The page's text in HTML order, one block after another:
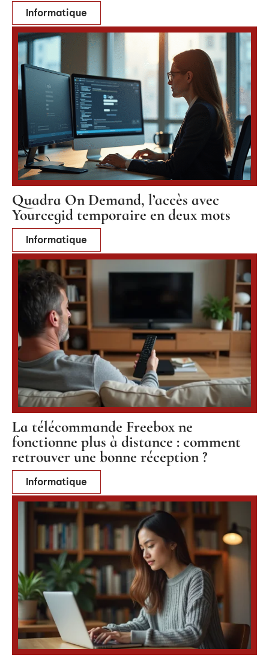
Informatique
Quadra On Demand, l’accès avec
Yourcegid temporaire en deux mots
Informatique
La télécommande Freebox ne
fonctionne plus à distance : comment
retrouver une bonne réception ?
Informatique